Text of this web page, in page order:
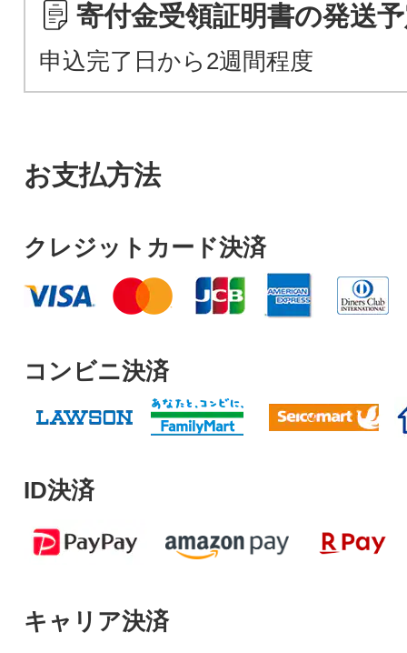
寄付金受領証明書の発送
申込完了日から2週間程度
お支払方法
クレジットカード決済
コンビニ決済
ID決済
キャリア決済